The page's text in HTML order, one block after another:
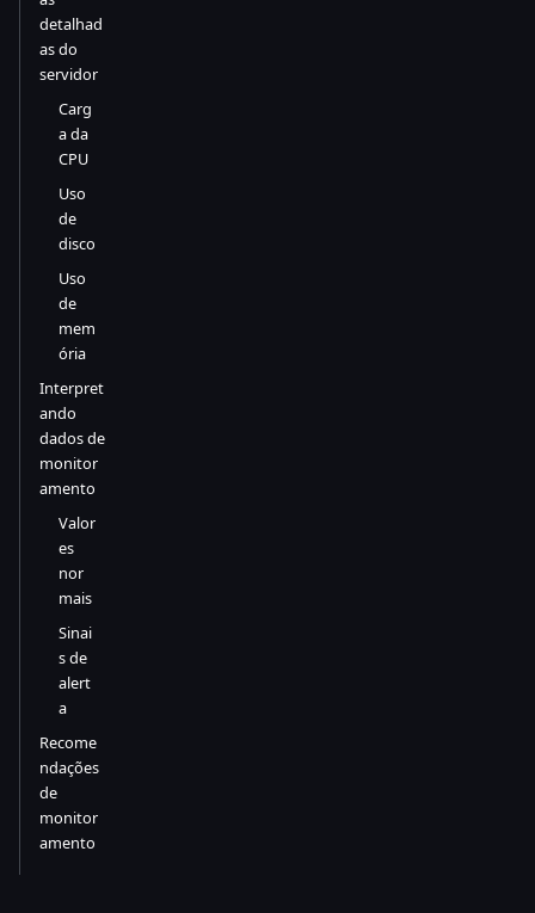
detalhad
as do
servidor
Carg
a da
CPU
Uso
de
disco
Uso
de
mem
ória
Interpret
ando
dados de
monitor
amento
Valor
es
nor
mais
Sinai
s de
alert
a
Recome
ndações
de
monitor
amento